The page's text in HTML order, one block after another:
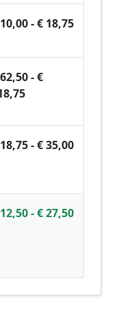
- € 18,75
- €
- € 35,00
- € 27,50